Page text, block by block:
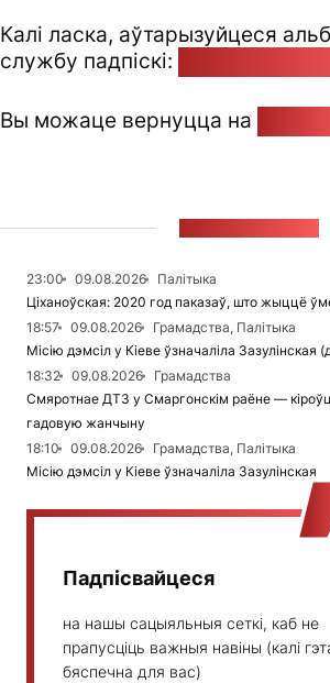
Калі ласка, аўтарызуйцеся
службу падпіскі:
Вы можаце вернуцца на
23:00 09.08.2026
Палітыка
Ціханоўская: 2020 год паказаў, што жыццё
18:57
09.08.2026
Грамадства, Палітыка
Місію дэмсіл у Кіеве ўзначаліла Зазулінская
18:32
09.08.2026
Грамадства
Смяротнае ДТЗ у Смаргонскім раёне —
гадовую жанчыну
18:10
09.08.2026
Грамадства, Палітыка
Місію дэмсіл у Кіеве ўзначаліла Зазулінская
Падпісвайцеся
на нашы сацыяльныя сеткі, каб не
прапусціць важныя навіны (калі
бяспечна для вас)